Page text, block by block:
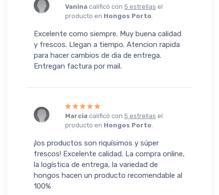
Vanina calificó con5 estrellas el
producto en Hongos Porto.
Excelente como siempre. Muy buena calidad
y frescos. Llegan a tiempo. Atencion rapida
para hacer cambios de dia de entrega.
Entregan factura por mail.
Marcia calificó con5 estrellas el
producto en Hongos Porto.
¡los productos son riquísimos y súper
frescos! Excelente calidad. La compra online,
la logística de entrega, la variedad de
hongos hacen un producto recomendable al
100%